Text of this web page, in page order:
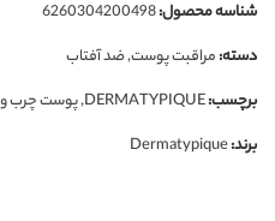
شناسه محصول:6260304200498
دسته:مراقبت پوست,ضد آفتاب
برچسب:DERMATYPIQUE
,پوست چرب
برند:Dermatypique